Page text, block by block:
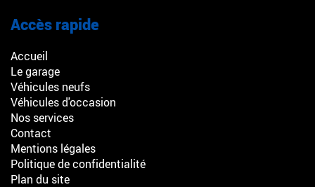
Accès rapide
Accueil
Le garage
Véhicules neufs
Véhicules d'occasion
Nos services
Contact
Mentions légales
Politique de confidentialité
Plan du site